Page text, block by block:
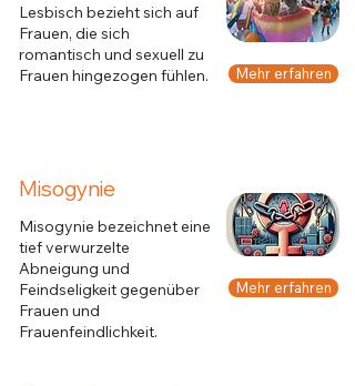
Lesbisch bezieht sich auf
Frauen, die sich
romantisch und sexuell zu
Frauen hingezogen fühlen.
Mehr erfahren
Misogynie
Misogynie bezeichnet eine
tief verwurzelte
Abneigung und
Feindseligkeit gegenüber
Frauen und
Frauenfeindlichkeit.
Mehr erfahren